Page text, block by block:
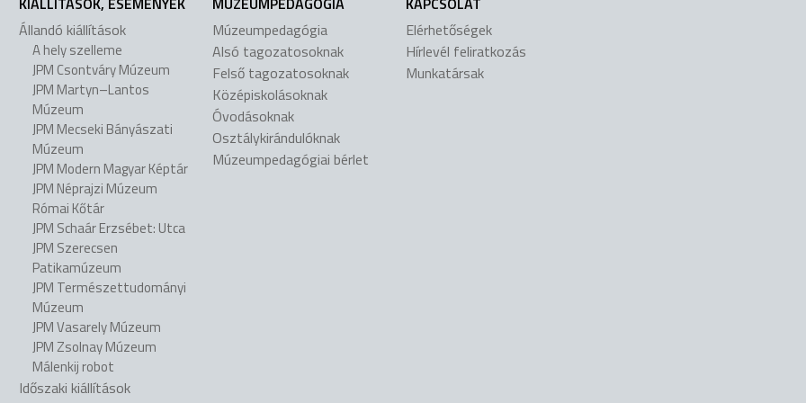
Állandó kiállítások
A hely szelleme
JPM Csontváry Múzeum
JPM Martyn–Lantos
Múzeum
JPM Mecseki Bányászati
Múzeum
JPM Modern Magyar Képtár
JPM Néprajzi Múzeum
Római Kőtár
JPM Schaár Erzsébet: Utca
JPM Szerecsen
Patikamúzeum
JPM Természettudományi
Múzeum
JPM Vasarely Múzeum
JPM Zsolnay Múzeum
Málenkij robot
Időszaki kiállítások
Múzeumpedagógia
Alsó tagozatosoknak
Felső tagozatosoknak
Középiskolásoknak
Óvodásoknak
Osztálykirándulóknak
Múzeumpedagógiai bérlet
Elérhetőségek
Hírlevél feliratkozás
Munkatársak